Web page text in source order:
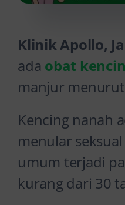
Klinik Apollo,
ada obat
manjur
Kencing nanah
menular
umum terjadi
kurang dari 30